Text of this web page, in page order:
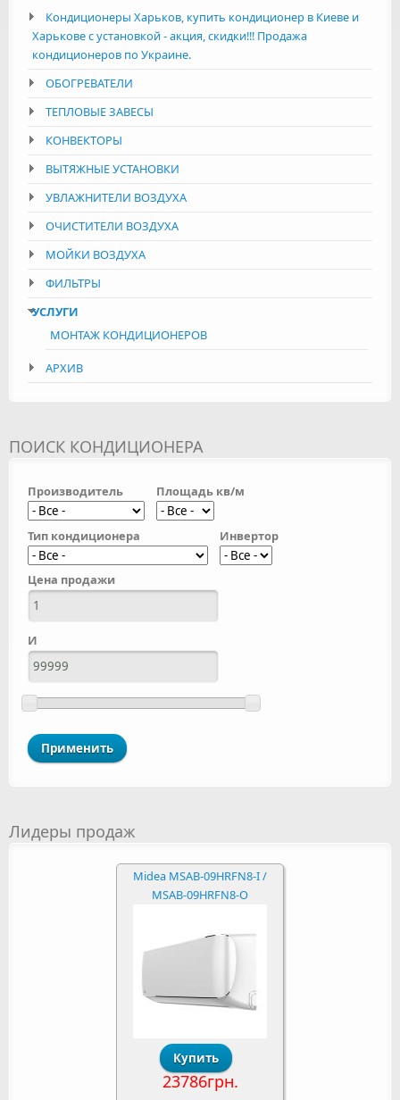
Кондиционеры Харьков, купить кондиционер в Киеве и
Харькове с установкой - акция, скидки!!! Продажа
кондиционеров по Украине.
ОБОГРЕВАТЕЛИ
ТЕПЛОВЫЕ ЗАВЕСЫ
КОНВЕКТОРЫ
ВЫТЯЖНЫЕ УСТАНОВКИ
УВЛАЖНИТЕЛИ ВОЗДУХА
ОЧИСТИТЕЛИ ВОЗДУХА
МОЙКИ ВОЗДУХА
ФИЛЬТРЫ
УСЛУГИ
МОНТАЖ КОНДИЦИОНЕРОВ
АРХИВ
ПОИСК КОНДИЦИОНЕРА
Производитель Площадь кв/м
Тип кондиционера Инвертор
Цена продажи
И
Лидеры продаж
Midea MSAB-09HRFN8-I /
MSAB-09HRFN8-O
23786грн.